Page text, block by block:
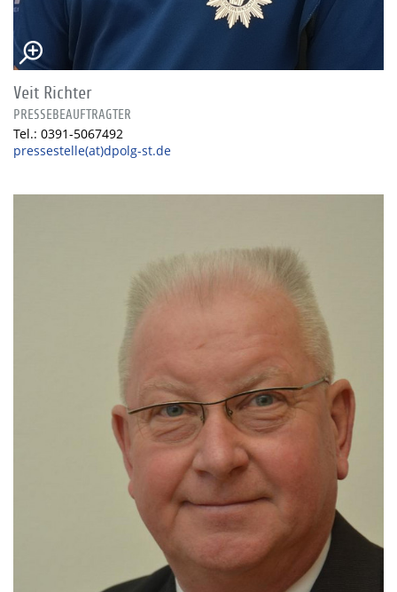
Veit Richter
PRESSEBEAUFTRAGTER
Tel.: 0391-5067492
pressestelle(at)dpolg-st.de